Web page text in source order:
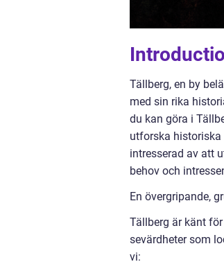
Tällberg, en by
med sin rika
du kan göra i
utforska historiska
intresserad av att
behov och
En övergripande,
Tällberg är känt
sevärdheter som
vi: